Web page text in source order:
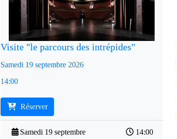
Visite "le parcours des intrépides"
Samedi 19 septembre 2026
14:00
Réserver
Samedi 19 septembre 14:00